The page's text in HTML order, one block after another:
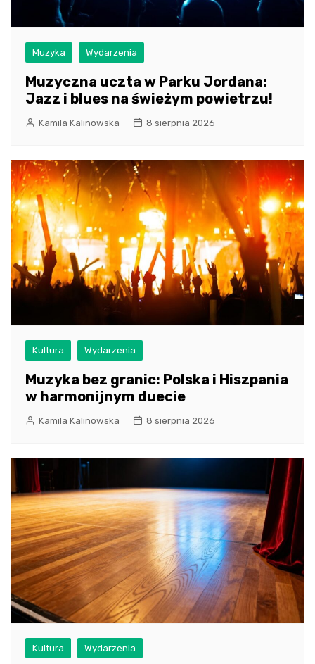
Muzyka Wydarzenia
Muzyczna uczta w Parku Jordana:
Jazz i blues na świeżym powietrzu!
Kamila Kalinowska 8 sierpnia 2026
Kultura Wydarzenia
Muzyka bez granic: Polska i Hiszpania
w harmonijnym duecie
Kamila Kalinowska 8 sierpnia 2026
Kultura Wydarzenia